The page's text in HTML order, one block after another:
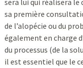
sera lui qui réalisera
sa première
de l’alopécie ou du
également en charge
du processus (de la
il est essentiel que le